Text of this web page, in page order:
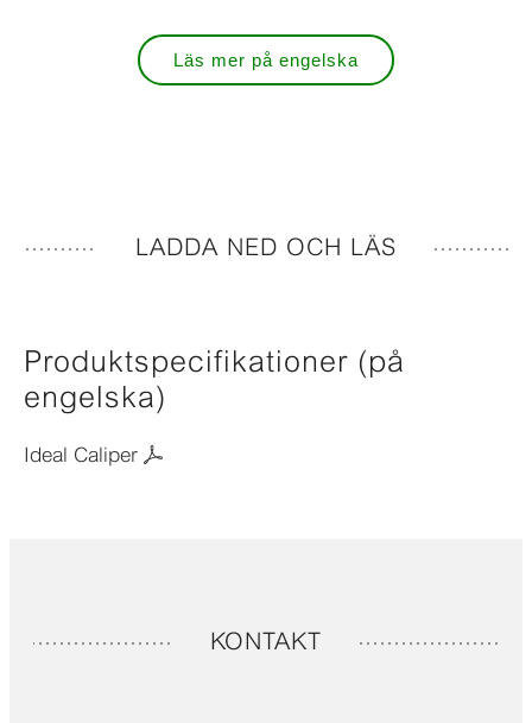
Läs mer på engelska
LADDA NED OCH LÄS
Produktspecifikationer (på
engelska)
Ideal Caliper
KONTAKT